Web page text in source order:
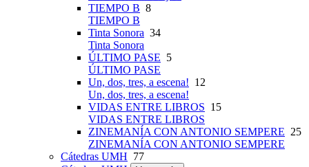
TIEMPO B 8
TIEMPO B
Tinta Sonora 34
Tinta Sonora
ÚLTIMO PASE 5
ÚLTIMO PASE
Un, dos, tres, a escena! 12
Un, dos, tres, a escena!
VIDAS ENTRE LIBROS 15
VIDAS ENTRE LIBROS
ZINEMANÍA CON ANTONIO SEMPERE 25
ZINEMANÍA CON ANTONIO SEMPERE
Cátedras UMH 77